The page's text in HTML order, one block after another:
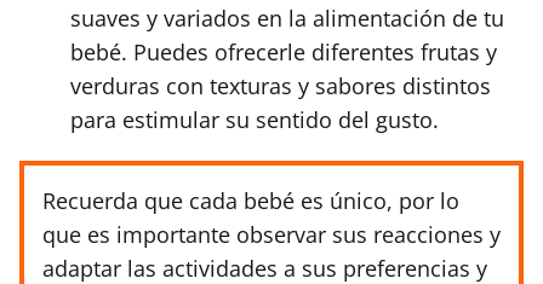
suaves y variados en la alimentación de tu
bebé. Puedes ofrecerle diferentes frutas y
verduras con texturas y sabores distintos
para estimular su sentido del gusto.
Recuerda que cada bebé es único, por lo
que es importante observar sus reacciones y
adaptar las actividades a sus preferencias y